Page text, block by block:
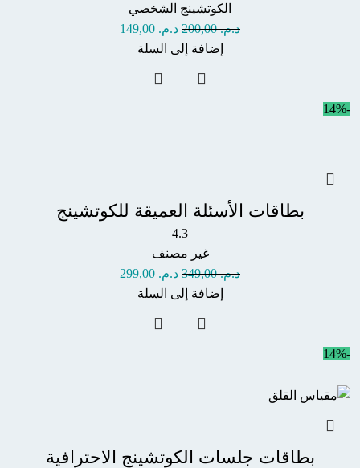
الكوتشينج الشخصي
د.م.200,00 د.م.
إضافة إلى السلة
-14%
بطاقات الأسئلة العميقة للكوتشينج
4.3
غير مصنف
د.م.349,00 د.م.
إضافة إلى السلة
-14%
بطاقات جلسات الكوتشينج الاحترافية